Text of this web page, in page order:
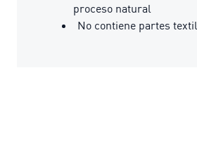
proceso natural
No contiene partes